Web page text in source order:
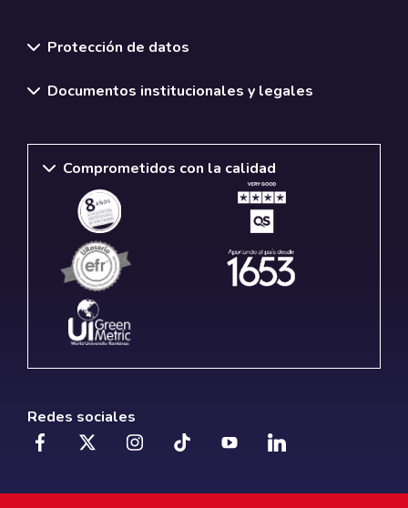
Protección de datos
Documentos institucionales y legales
Comprometidos con la calidad
Redes sociales